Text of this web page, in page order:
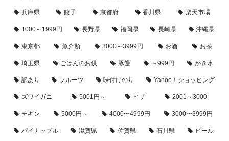
兵庫県 餃子 京都府 香川県 楽天市場
1000～1999円 長野県 福岡県 長崎県 沖縄県
東京都 魚介類 3000～3999円 お酒 お茶
埼玉県 ごはんのお供 豚饅 ～999円 かき氷
訳あり フルーツ 味付けのり Yahoo！ショッピング
ズワイガニ 5001円～ ピザ 2001～3000
チキン 5000円～ 4000〜4999円 3000〜3999円
パイナップル 滋賀県 佐賀県 石川県 ビール